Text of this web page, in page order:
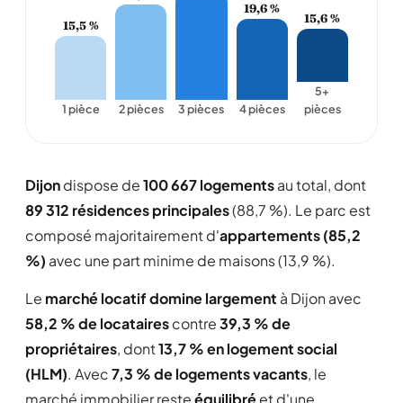
Une vie pas trop chère, mais il vaut mieux avoir
une voiture.
Signaler cet avis
12/02/2011
Ville très agréable : taille humain ; offre
ciulturelle très riche.
D doucenuit28
08/02/2011
1,0/5
15,5 %
1 pièce 2 pièces 3 pièces
19,6 %
4 pièces
15,6 %
5+
pièces
Dijondispose de100 667 logementsau total, dont
89 312 résidences principales(88,7 %). Le parc est
composé majoritairement d'appartements (85,2
%) avec une part minime de maisons (13,9 %).
Le marché locatif domine largement à Dijon avec
58,2 % de locatairescontre39,3 % de
propriétaires, dont13,7 % en logement social
(HLM). Avec7,3 % de logements vacants, le
marché immobilier resteéquilibréet d'une